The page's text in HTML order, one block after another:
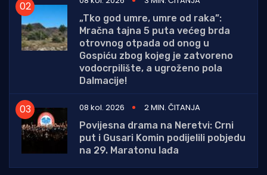
„Tko god umre, umre od raka”:
Mračna tajna 5 puta većeg brda
otrovnog otpada od onog u
Gospiću zbog kojeg je zatvoreno
vodocrpilište, a ugroženo pola
Dalmacije!
08 kol. 2026
2 MIN. ČITANJA
Povijesna drama na Neretvi: Crni
put i Gusari Komin podijelili pobjedu
na 29. Maratonu lađa